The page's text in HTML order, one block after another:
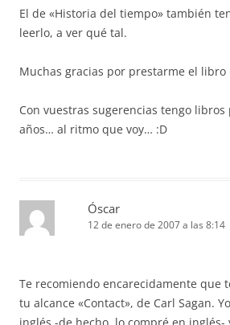
El de «Historia del tiempo» también
leerlo, a ver qué tal.
Muchas gracias por prestarme el libro
Con vuestras sugerencias tengo
años… al ritmo que voy… :D
Óscar
12 de enero de 2007 a las 8:14
Te recomiendo encarecidamente que
tu alcance «Contact», de Carl Sagan.